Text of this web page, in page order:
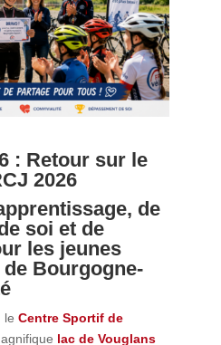
: Retour sur le
2026
de
soi et de
les jeunes
Bourgogne-
le Centre Sportif de
lac de Vouglans